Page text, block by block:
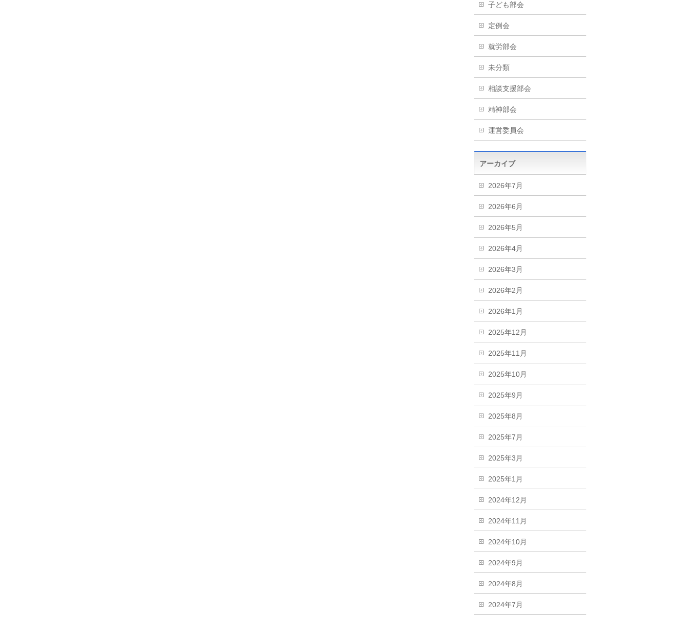
子ども部会
定例会
就労部会
未分類
相談支援部会
精神部会
運営委員会
アーカイブ
2026年7月
2026年6月
2026年5月
2026年4月
2026年3月
2026年2月
2026年1月
2025年12月
2025年11月
2025年10月
2025年9月
2025年8月
2025年7月
2025年3月
2025年1月
2024年12月
2024年11月
2024年10月
2024年9月
2024年8月
2024年7月